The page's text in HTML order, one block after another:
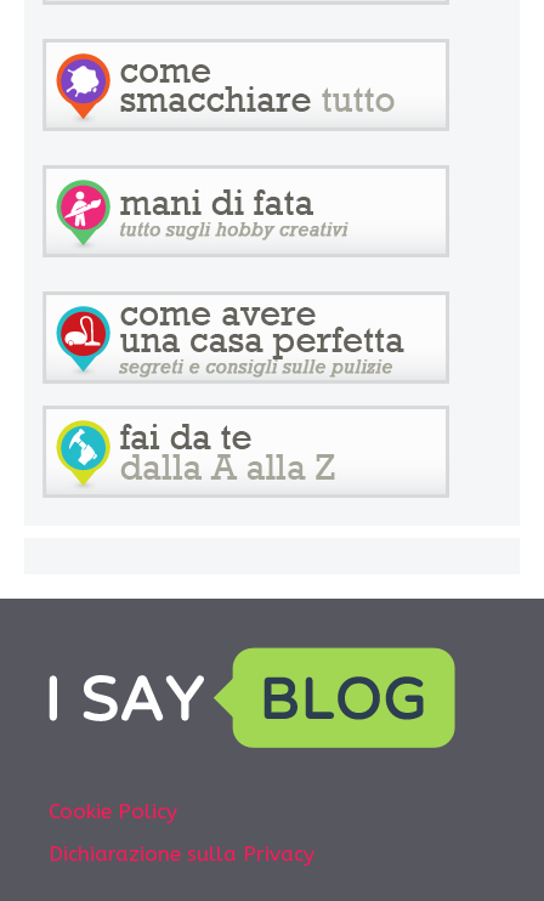
Cookie Policy
Dichiarazione sulla Privacy